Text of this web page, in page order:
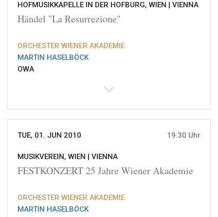
HOFMUSIKKAPELLE IN DER HOFBURG, WIEN | VIENNA
Händel "La Resurrezione"
ORCHESTER WIENER AKADEMIE
MARTIN HASELBÖCK
OWA
TUE, 01. JUN 2010 19:30 Uhr
MUSIKVEREIN, WIEN | VIENNA
FESTKONZERT 25 Jahre Wiener Akademie
ORCHESTER WIENER AKADEMIE
MARTIN HASELBÖCK